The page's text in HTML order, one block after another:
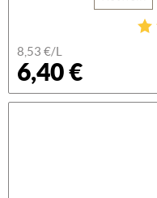
8,53 €/L
6,40 €